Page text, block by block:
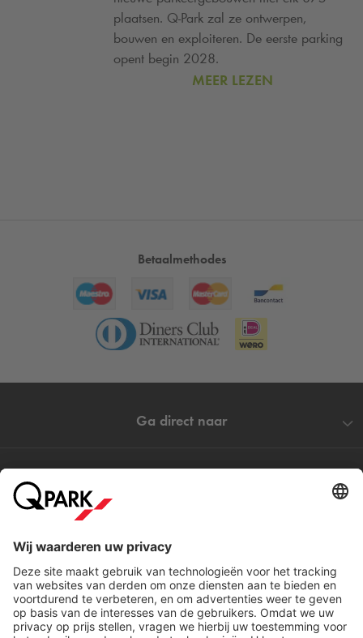
plaatsen. Q-Park zal ze ontwerpen,
bouwen en exploiteren. De eerste parking
opent begin 2028.
MEER LEZEN
Betaalmethodes
Ga direct naar
Populaire steden
Download